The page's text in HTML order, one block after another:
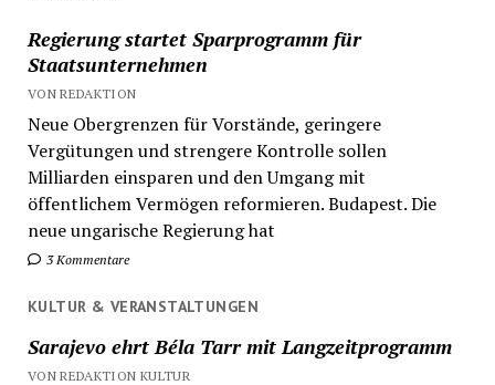
Regierung startet Sparprogramm für
Staatsunternehmen
VON REDAKTION
Neue Obergrenzen für Vorstände, geringere
Vergütungen und strengere Kontrolle sollen
Milliarden einsparen und den Umgang mit
öffentlichem Vermögen reformieren. Budapest. Die
neue ungarische Regierung hat
3 Kommentare
KULTUR & VERANSTALTUNGEN
Sarajevo ehrt Béla Tarr mit Langzeitprogramm
VON REDAKTION KULTUR